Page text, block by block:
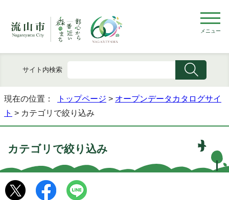
メニュー
サイト内検索
現在の位置： トップページ > オープンデータカタログサイ
ト > カテゴリで絞り込み
カテゴリで絞り込み